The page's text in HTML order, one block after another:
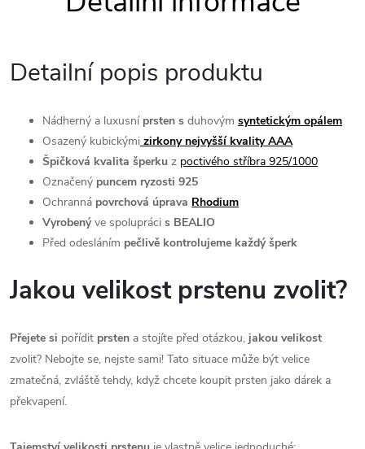
Detailní popis produktu
Nádherný a luxusní prsten s duhovým syntetickým opálem
Osazený kubickými zirkony nejvyšší kvality AAA
Špičková kvalita šperku z poctivého stříbra 925/1000
Označený puncem ryzosti 925
Ochranná povrchová úprava Rhodium
Vyrobenýve spolupráci s BEALIO
Před odesláním pečlivě kontrolujeme každý šperk
Jakou velikost prstenu zvolit?
Přejete si pořídit prsten a stojíte před otázkou, jakou velikost
zvolit? Nebojte se, nejste sami! Tato situace může být velice
zmatečná, zvláště tehdy, když chcete koupit prsten jako dárek a
překvapení.